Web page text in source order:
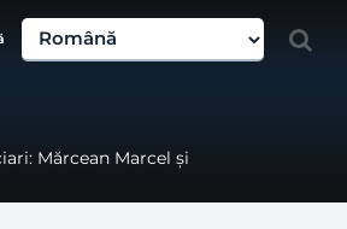
Mărcean Marcel și